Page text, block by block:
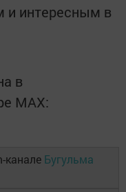
интересным в
в
MАХ:
канале Бугульма